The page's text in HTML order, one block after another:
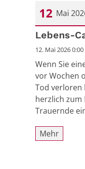
12 Mai
Datum: 12.
Lebens-
12. Mai 2026
Wenn Sie
vor Wochen
Tod verloren
herzlich zum
Trauernde
Mehr